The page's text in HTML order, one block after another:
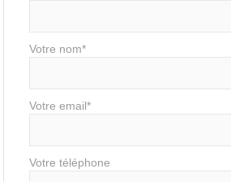
Votre nom*
Votre email*
Votre téléphone